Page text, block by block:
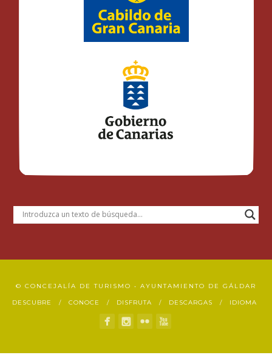
© CONCEJALÍA DE TURISMO • AYUNTAMIENTO DE GÁLDAR
DESCUBRE CONOCE DISFRUTA DESCARGAS IDIOMA